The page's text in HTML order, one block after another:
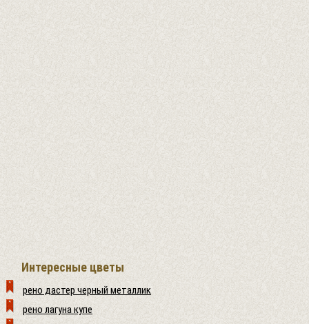
Интересные цветы
рено дастер черный металлик
рено лагуна купе